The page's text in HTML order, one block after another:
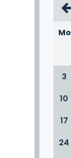
Mo
3
10
17
24